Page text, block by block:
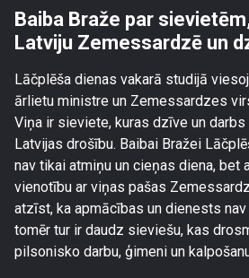
Baiba Braže par
Latviju Zemessardzē un
Lāčplēša dienas vakarā studijā
ārlietu ministre un Zemessardzes
Viņa ir sieviete, kuras dzīve un
Latvijas drošību. Baibai Bražei
nav tikai atmiņu un cieņas diena, bet
vienotību ar viņas pašas
atzīst, ka apmācības un dienests
tomēr tur ir daudz sieviešu, kas
pilsonisko darbu, ģimeni un